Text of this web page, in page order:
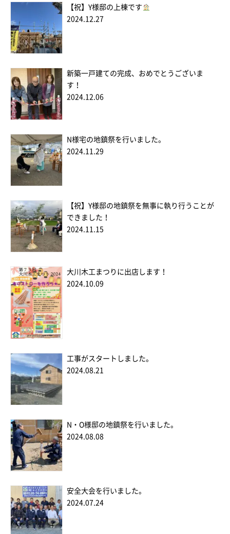
【祝】Y様邸の上棟です
2024.12.27
新築一戸建ての完成、おめでとうございま
す！
2024.12.06
N様宅の地鎮祭を行いました。
2024.11.29
【祝】Y様邸の地鎮祭を無事に執り行うことが
できました！
2024.11.15
大川木工まつりに出店します！
2024.10.09
工事がスタートしました。
2024.08.21
N・O様邸の地鎮祭を行いました。
2024.08.08
安全大会を行いました。
2024.07.24